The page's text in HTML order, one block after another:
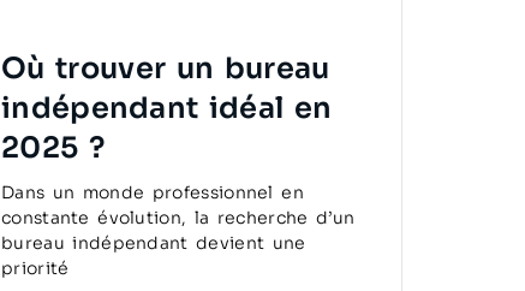
Où trouver un bureau
indépendant idéal en
2025 ?
Dans un monde professionnel en
constante évolution, la recherche d’un
bureau indépendant devient une
priorité